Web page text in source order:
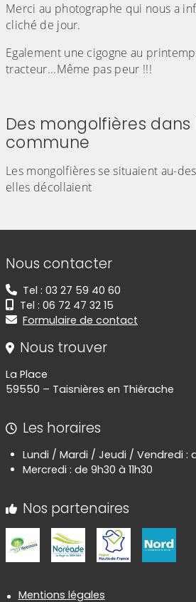
Merci au photographe qui nous a
cliché de jour.
Egalement une cigogne au
tracteur...Même pas peur !!!
Des mongolfières
commune
Les mongolfières se situaient au-
elles décollaient
Informations de contact
Nous contacter
Tel : 03 27 59 40 60
Tel : 06 72 47 32 15
Formulaire de contact
Nous trouver
La Place
59550 – Taisnières en Thiérache
Les horaires
Lundi / Mardi / Jeudi / Vendredi :
Mercredi : de 9h30 à 11h30
Nos partenaires
Informations
Mentions légales